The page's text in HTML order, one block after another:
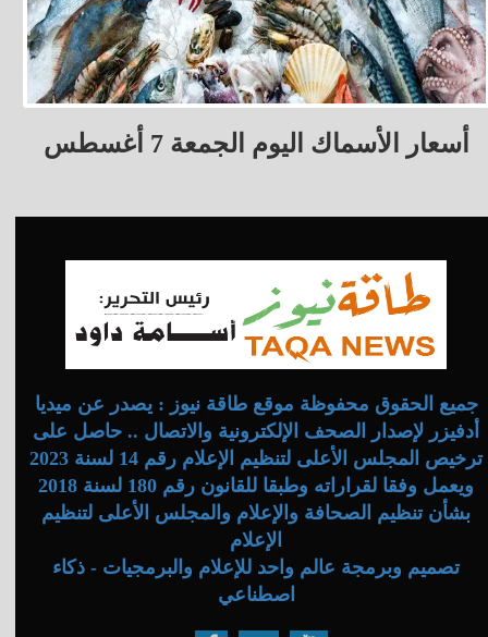
أسعار الأسماك اليوم الجمعة 7 أغسطس
جميع الحقوق محفوظة موقع طاقة نيوز : يصدر عن ميديا
أدفيزر لإصدار الصحف الإلكترونية والاتصال .. حاصل على
ترخيص المجلس الأعلى لتنظيم الإعلام رقم 14 لسنة 2023
ويعمل وفقا لقراراته وطبقا للقانون رقم 180 لسنة 2018
بشأن تنظيم الصحافة والإعلام والمجلس الأعلى لتنظيم
الإعلام
تصميم وبرمجة عالم واحد للإعلام والبرمجيات - ذكاء
اصطناعي